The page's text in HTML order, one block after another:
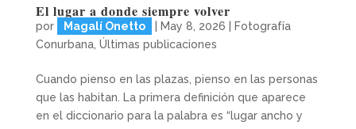
El lugar a donde siempre volver
por Magalí Onetto May 8, 2026
Fotografía
Conurbana, Últimas publicaciones
Cuando pienso en las plazas, pienso en las personas
que las habitan. La primera definición que aparece
en el diccionario para la palabra es “lugar ancho y